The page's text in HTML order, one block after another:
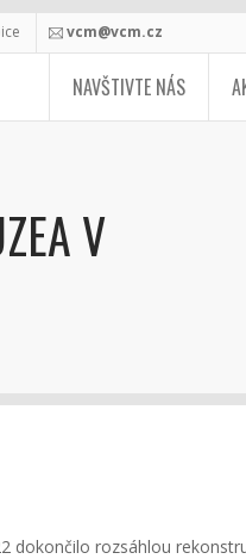
vcm@vcm.cz
NAVŠTIVTE NÁS
V
dokončilo rozsáhlou